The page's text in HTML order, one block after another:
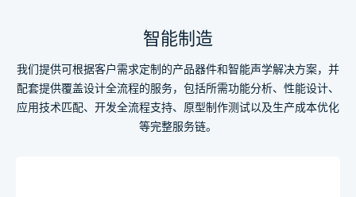
智能制造
我们提供可根据客户需求定制的产品器件和智能声学解决方案，并
配套提供覆盖设计全流程的服务，包括所需功能分析、性能设计、
应用技术匹配、开发全流程支持、原型制作测试以及生产成本优化
等完整服务链。​